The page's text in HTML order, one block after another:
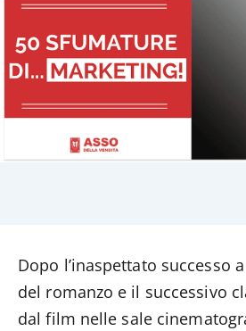
Dopo l’inaspettato successo
del romanzo e il successivo
dal film nelle sale